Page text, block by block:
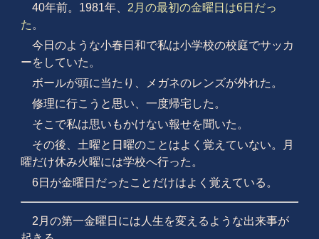
40年前。1981年、 2月の最初の金曜日は6日だっ
た 。
今日のような小春日和で私は小学校の校庭でサッカ
ーをしていた。
ボールが頭に当たり、メガネのレンズが外れた。
修理に行こうと思い、一度帰宅した。
そこで私は思いもかけない報せを聞いた。
その後、土曜と日曜のことはよく覚えていない。月
曜だけ休み火曜には学校へ行った。
6日が金曜日だったことだけはよく覚えている。
2月の第一金曜日には人生を変えるような出来事が